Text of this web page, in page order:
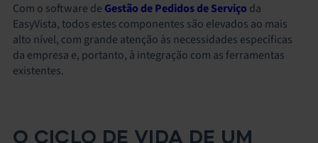
Com o software de Gestão de Pedidosde Serviço da
EasyVista, todos estes componentes são elevados ao mais
alto nível, com grande atenção às necessidades específicas
da empresa e, portanto, à integração com as ferramentas
existentes.
O CICLO DE VIDA DE UM